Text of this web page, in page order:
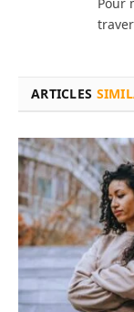
ARTICLES